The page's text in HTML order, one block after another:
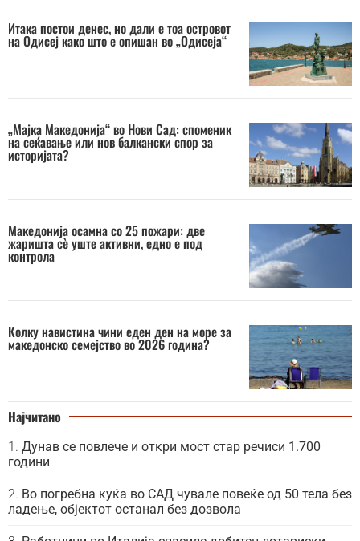
Итака постои денес, но дали е тоа островот
на Одисеј како што е опишан во „Одисеја“
„Мајка Македонија“ во Нови Сад: споменик
на сеќавање или нов балкански спор за
историјата?
Македонија осамна со 25 пожари: две
жаришта сè уште активни, едно е под
контрола
Колку навистина чини еден ден на море за
македонско семејство во 2026 година?
Најчитано
Дунав се повлече и откри мост стар речиси 1.700
години
Во погребна куќа во САД чувале повеќе од 50 тела без
ладење, објектот останал без дозвола